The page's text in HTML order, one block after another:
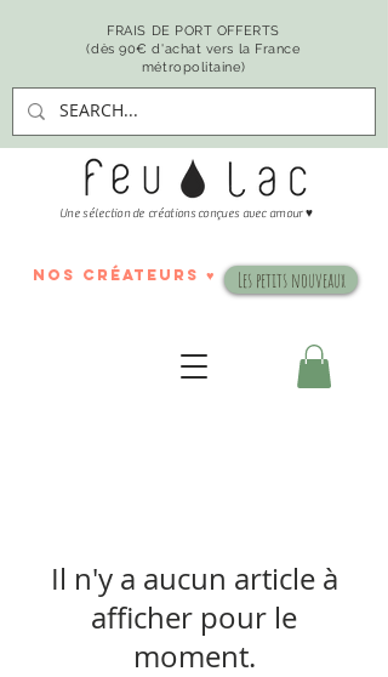
Une sélection de créations conçues avec amour♥
FRAIS DE PORT OFFERTS
(dès 90€ d'achat vers la France
métropolitaine)
nos créateurs ♥ Les petits nouveaux
Il n'y a aucun article à
afficher pour le
moment.